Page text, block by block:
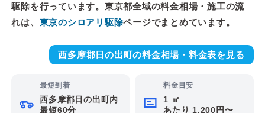
駆除を行っています。東京都全域の料金相場・施工の流
れは、 東京のシロアリ駆除ページでまとめています。
西多摩郡日の出町の料金相場・料金表を見る
最短到着
西多摩郡日の出町内
最短60分
料金目安
1 ㎡
あたり 1,200円〜